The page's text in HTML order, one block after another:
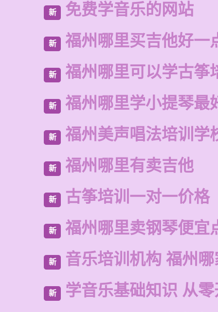
新 免费学音乐的网站
新 福州哪里买吉他好一
新 福州哪里可以学古筝
新 福州哪里学小提琴最
新 福州美声唱法培训学
新 福州哪里有卖吉他
新 古筝培训一对一价格
新 福州哪里卖钢琴便宜
新 音乐培训机构 福州
新 学音乐基础知识 从